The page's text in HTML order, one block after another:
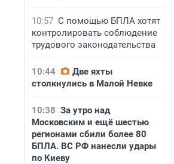
10:57 С помощью БПЛА хотят
контролировать соблюдение
трудового законодательства
10:44
Две яхты
столкнулись в Малой Невке
10:38 За утро над
Московским и ещё шестью
регионами сбили более 80
БПЛА. ВС РФ нанесли удары
по Киеву